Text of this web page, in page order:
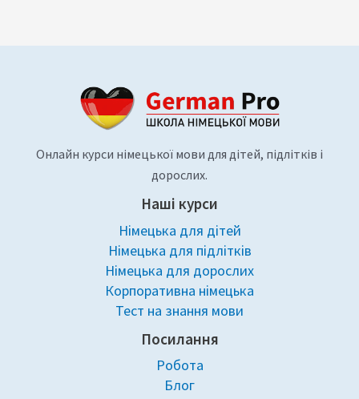
Онлайн курси німецької мови для дітей, підлітків і
дорослих.
Наші курси
Німецька для дітей
Німецька для підлітків
Німецька для дорослих
Корпоративна німецька
Тест на знання мови
Посилання
Робота
Блог